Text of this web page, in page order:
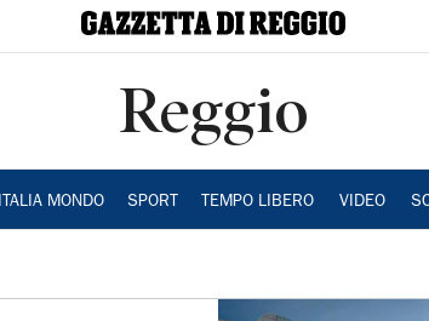
Reggio
ITALIA MONDO SPORT TEMPO LIBERO VIDEO